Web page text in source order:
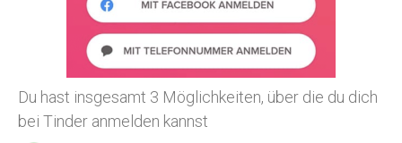
Du hast insgesamt 3 Möglichkeiten, über die du dich
bei Tinder anmelden kannst